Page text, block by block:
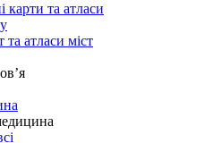
карти та атласи
та атласи міст